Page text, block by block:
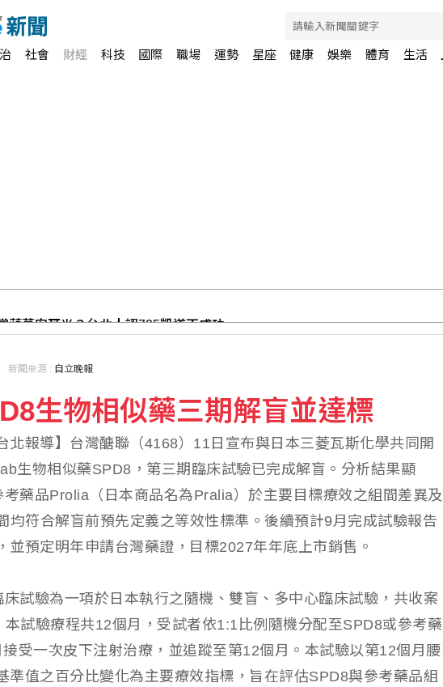
社會 財經 科技 國際 職場 運勢 星座 健康 娛樂 體育 生活
辦推「台青e家」涉違法 陸委會研議下架屏蔽
災害防救法》修法拍板增列海嘯、堰塞湖 各機關須設「災防長」
新聞來源 : 自立晚報
生物相似藥三期解盲並達標
北報導】台灣醣聯（4168）11日宣布與日本三菱瓦斯化學共同開
生物相似藥SPD8，第三期臨床試驗已完成解盲。分析結果顯
考藥品Prolia（日本商品名為Pralia）於主要目標療效之組間差異及
均符合解盲前預先定義之等效性標準。後續預計9月完成試驗報告
並預定明年申請台灣藥證，目標2027年年底上市銷售。
試驗為一項於日本執行之隨機、雙盲、多中心臨床試驗，共收案
本試驗療程共12個月，受試者依1:1比例隨機分配至SPD8或參考藥
受一次皮下注射治療，並追蹤至第12個月。本試驗以第12個月腰
準值之百分比變化為主要療效指標，旨在評估SPD8與參考藥品組